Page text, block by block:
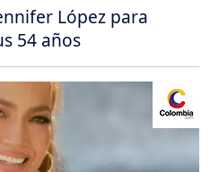
López para
54 años